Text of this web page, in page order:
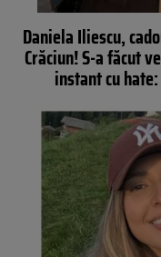
Daniela Iliescu,
Crăciun! S-a făcut
instant cu